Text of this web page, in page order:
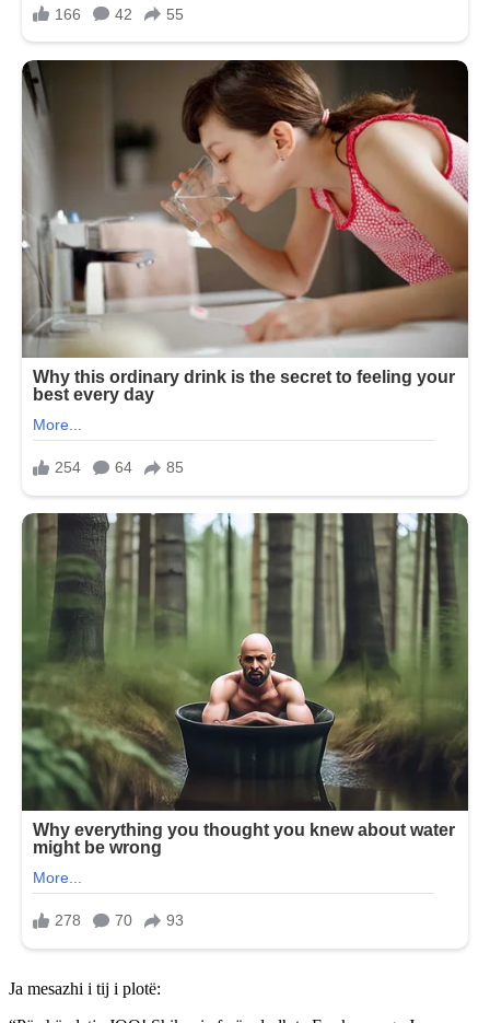
Ja mesazhi i tij i plotë: